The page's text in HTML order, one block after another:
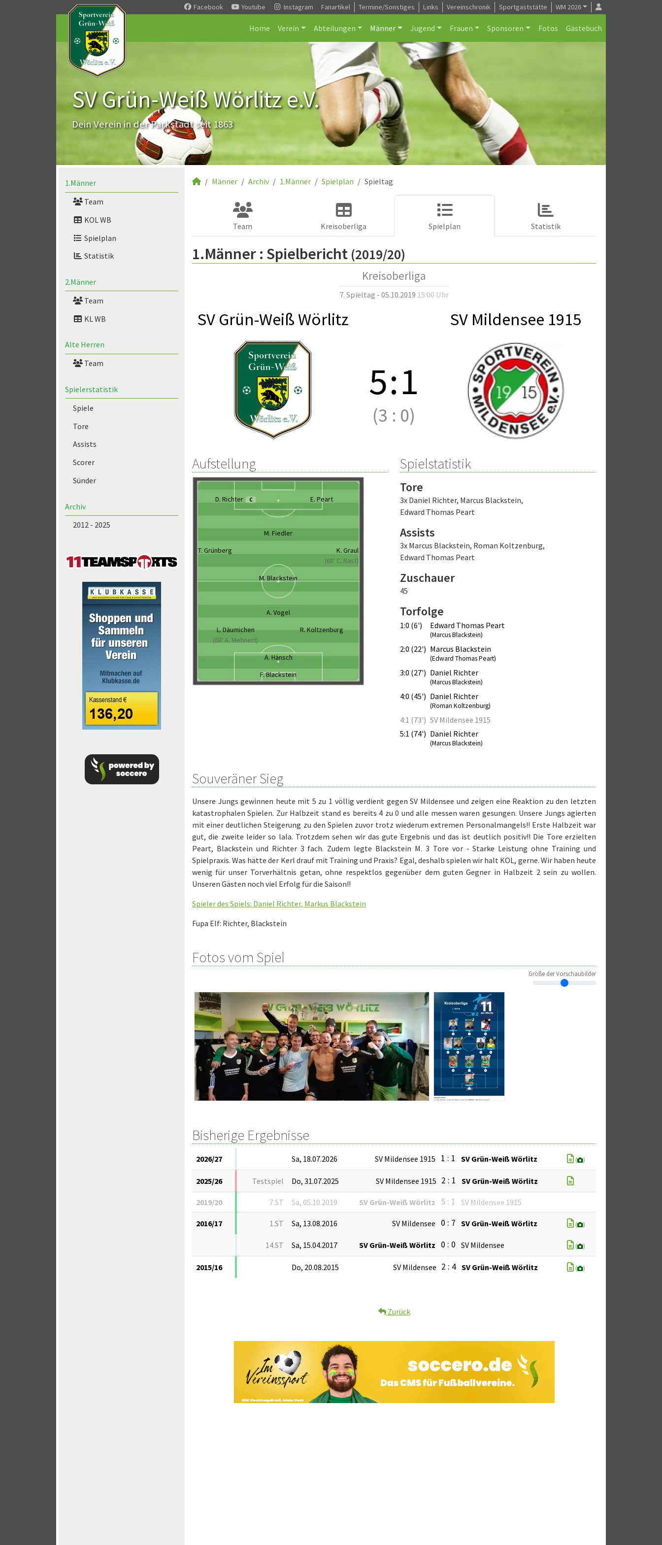
Facebook Youtube Instagram Fanartikel Termine/Sonstiges Links Vereinschronik Sportgaststätte WM 2026
Home Verein Abteilungen Männer Jugend Frauen Sponsoren Fotos Gästebuch
SV Grün-Weiß Wörlitz e.V.
Dein Verein in der Parkstadt seit 1863
1.Männer
Team
KOL WB
Spielplan
Statistik
2.Männer
Team
KL WB
Alte Herren
Team
Spielerstatistik
Spiele
Tore
Assists
Scorer
Sünder
Archiv
2012 - 2025
Männer Archiv 1.Männer Spielplan Spieltag
Team Kreisoberliga Spielplan Statistik
1.Männer : Spielbericht (2019/20)
Kreisoberliga
7. Spieltag - 05.10.2019 15:00 Uhr
SV Grün-Weiß Wörlitz SV Mildensee 1915
5:1
(3 : 0)
Aufstellung
D. Richter C E. Peart
M. Fiedler
T. Grünberg
K. Graul
(68' C. Rast)
M. Blackstein
A. Vogel
L. Däumichen
(68' A. Mehnert)
R. Koltzenburg
A. Hänsch
F. Blackstein
Spielstatistik
Tore
3x Daniel Richter, Marcus Blackstein,
Edward Thomas Peart
Assists
3x Marcus Blackstein, Roman Koltzenburg,
Edward Thomas Peart
Zuschauer
45
Torfolge
1:0 (6') Edward Thomas Peart
(Marcus Blackstein)
2:0 (22') Marcus Blackstein
(Edward Thomas Peart)
3:0 (27') Daniel Richter
(Marcus Blackstein)
4:0 (45') Daniel Richter
(Roman Koltzenburg)
4:1 (73') SV Mildensee 1915
5:1 (74') Daniel Richter
(Marcus Blackstein)
Souveräner Sieg
Unsere Jungs gewinnen heute mit 5 zu 1 völlig verdient gegen SV Mildensee und zeigen eine Reaktion zu den letzten
katastrophalen Spielen. Zur Halbzeit stand es bereits 4 zu 0 und alle messen waren gesungen. Unsere Jungs agierten
mit einer deutlichen Steigerung zu den Spielen zuvor trotz wiederum extremen Personalmangels!! Erste Halbzeit war
gut, die zweite leider so lala. Trotzdem sehen wir das gute Ergebnis und das ist deutlich positiv!! Die Tore erzielten
Peart, Blackstein und Richter 3 fach. Zudem legte Blackstein M. 3 Tore vor - Starke Leistung ohne Training und
Spielpraxis. Was hätte der Kerl drauf mit Training und Praxis? Egal, deshalb spielen wir halt KOL, gerne. Wir haben heute
wenig für unser Torverhältnis getan, ohne respektlos gegenüber dem guten Gegner in Halbzeit 2 sein zu wollen.
Unseren Gästen noch viel Erfolg für die Saison!!
Spieler des Spiels: Daniel Richter, Markus Blackstein
Fupa Elf: Richter, Blackstein
Fotos vom Spiel
Größe der Vorschaubilder
Bisherige Ergebnisse
2026/27 Sa, 18.07.2026 SV Mildensee 1915 1 : 1 SV Grün-Weiß Wörlitz ( )
2025/26 Testspiel Do, 31.07.2025 SV Mildensee 1915 2 : 1 SV Grün-Weiß Wörlitz
2019/20 7.ST Sa, 05.10.2019 SV Grün-Weiß Wörlitz 5 : 1 SV Mildensee 1915
2016/17 1.ST Sa, 13.08.2016 SV Mildensee 0 : 7 SV Grün-Weiß Wörlitz ( )
14.ST Sa, 15.04.2017 SV Grün-Weiß Wörlitz 0 : 0 SV Mildensee ( )
2015/16 Do, 20.08.2015 SV Mildensee 2 : 4 SV Grün-Weiß Wörlitz ( )
Zurück